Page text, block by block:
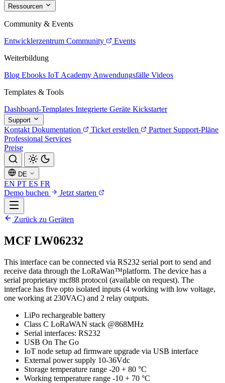
Ressourcen
Community & Events
Entwicklerzentrum Community
Events
Weiterbildung
Blog Ebooks IoT Academy Anwendungsfälle Videos
Templates & Tools
Dashboard-Templates Integrierte Geräte Kickstarter
Support
Kontakt Dokumentation Ticket erstellen Partner Support-Pläne
Professional Services
Preise
DE
EN PT ES FR
Demo buchen
Jetzt starten
Zurück zu Geräten
MCF LW06232
This interface can be connected via RS232 serial port to send and
receive data through the LoRaWan™platform. The device has a
serial proprietary mcf88 protocol (available on request). The
interface has five opto isolated inputs (4 working with low voltage,
one working at 230VAC) and 2 relay outputs.
LiPo rechargeable battery
Class C LoRaWAN stack @868MHz
Serial interfaces: RS232
USB On The Go
IoT node setup ad firmware upgrade via USB interface
External power supply 10-36Vdc
Storage temperature range -20 + 80 °C
Working temperature range -10 + 70 °C